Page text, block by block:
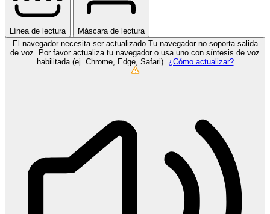
Línea de lectura
Máscara de lectura
El navegador necesita ser actualizado Tu navegador no soporta salida
de voz. Por favor actualiza tu navegador o usa uno con síntesis de voz
habilitada (ej. Chrome, Edge, Safari). ¿Cómo actualizar?